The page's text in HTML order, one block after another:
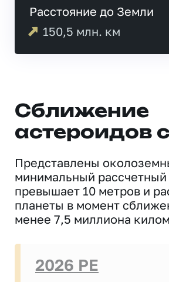
Расстояние до Земли
150,5 млн. км
Сближение
астероидов
Представлены
минимальный
превышает 10 метров и
планеты в момент
менее 7,5 миллиона
2026 PE